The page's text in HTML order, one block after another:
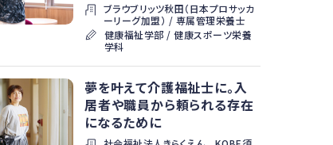
ブラウブリッツ秋田（日本プロサッカ
ーリーグ加盟） / 専属管理栄養士
健康福祉学部 / 健康スポーツ栄養
学科
夢を叶えて介護福祉士に。入
居者や職員から頼られる存在
になるために